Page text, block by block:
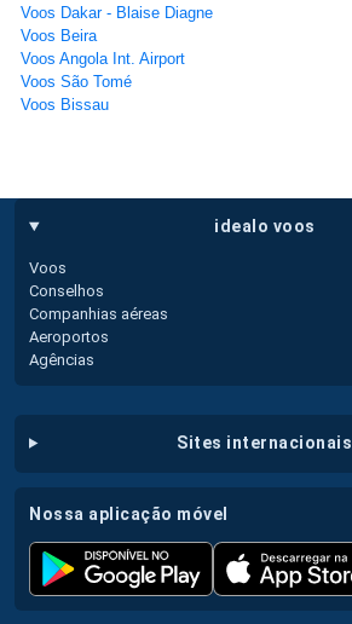
Voos Dakar - Blaise Diagne
Voos Beira
Voos Angola Int. Airport
Voos São Tomé
Voos Bissau
idealo voos
Voos
Conselhos
Companhias aéreas
Aeroportos
Agências
sites internacionais
nossa aplicação móvel